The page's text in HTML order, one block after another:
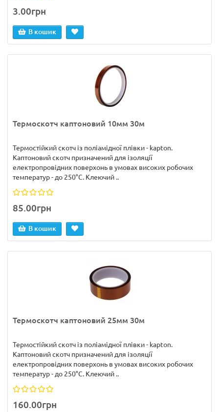
3.00грн
В кошик
Термоскотч каптоновий 10мм 30м
Термостійкий скотч із поліамідної плівки - kapton.
Каптоновий скотч призначений для ізоляції
електропровідних поверхонь в умовах високих робочих
температур - до 250°С. Клеючий ..
85.00грн
В кошик
Термоскотч каптоновий 25мм 30м
Термостійкий скотч із поліамідної плівки - kapton.
Каптоновий скотч призначений для ізоляції
електропровідних поверхонь в умовах високих робочих
температур - до 250°С. Клеючий ..
160.00грн